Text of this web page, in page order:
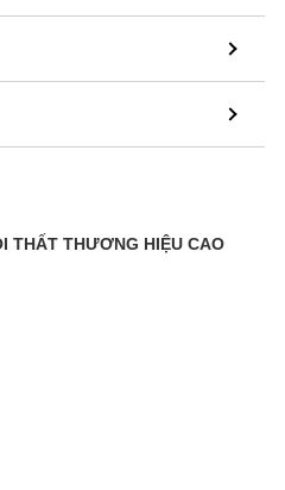
THẤT THƯƠNG HIỆU CAO